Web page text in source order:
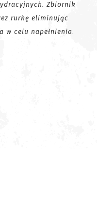
Zbiornik
rurkę eliminując
w celu napełnienia.